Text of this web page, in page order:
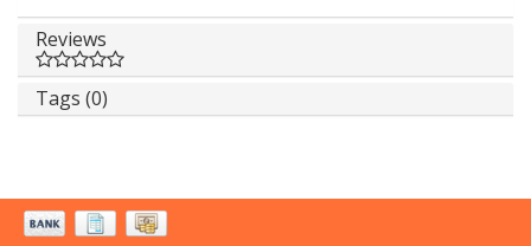
Reviews
Tags (0)